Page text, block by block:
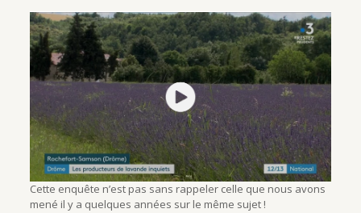
Cette enquête n’est pas sans rappeler celle que nous avons
mené il y a quelques années sur le même sujet !